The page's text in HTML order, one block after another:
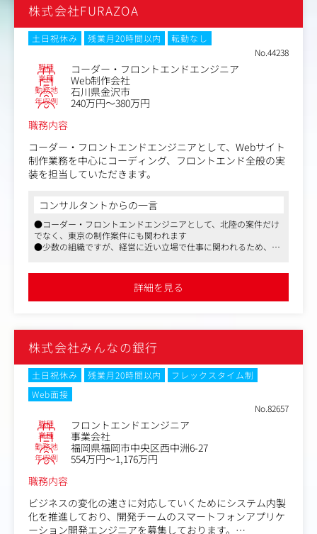
いたします。
①ビジネス領域
PM、PLとしてチームマネジメントや若手データアナリス
ト／データサイエンティストの育成をお任せします。
・プロジェクトマネジメント
…顧客の組織全体のデータ活用に関する課題抽出
…顧客に対しての提案活動および課題解決方針の策定
…顧客の経営計画や業界の動向に応じたアカウントプラン
の策定と提案
…全体方針の検討／策定
…タスク・スケジュール管理
…稼働／コスト管理
…進捗管理
・トラブル対応と対策
・アカウントプラン実現に向けた社内体制構築およびチー
ムビルディング
・SLAなどを含む契約内容の調整および交渉
実務担当としてデータ分析を用いて顧客の課題解決をお任
・データ分析設計、準備（データベース構築など）
・データを用いたKPIの可視化・レポーティング（BIツー
ルでのダッシュボード作成等）
・データ解析、分析業務（ビッグデータ分析、統計解析な
ど）
・分析結果報告、施策立案（報告書作成、顧客報告会での
プレゼンなど）
株式会社FURAZOA
土日祝休み 残業月20時間以内
転勤なし
No.44238
職種 コーダー・フロントエンドエンジニア
業種 Web制作会社
勤務地 石川県金沢市
年収例
240万円～380万円
職務内容
コーダー・フロントエンドエンジニアとして、Webサイト
制作業務を中心にコーディング、フロントエンド全般の実
装を担当していただきます。
コンサルタントからの一言
●コーダー・フロントエンドエンジニアとして、北陸の案件だけ
でなく、東京の制作案件にも関われます
●少数の組織ですが、経営に近い立場で仕事に関われるため、他
詳細を見る
株式会社みんなの銀行
土日祝休み 残業月20時間以内
フレックスタイム制
Web面接
No.82657
職種 フロントエンドエンジニア
業種 事業会社
勤務地 福岡県福岡市中央区西中洲6-27
年収例
554万円～1,176万円
職務内容
ビジネスの変化の速さに対応していくためにシステム内製
化を推進しており、開発チームのスマートフォンアプリケ
ーション開発エンジニアを募集しております。